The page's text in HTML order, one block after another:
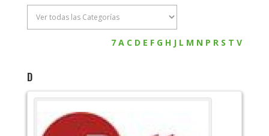
7 A C D E F G H J L M N P R S T V
D